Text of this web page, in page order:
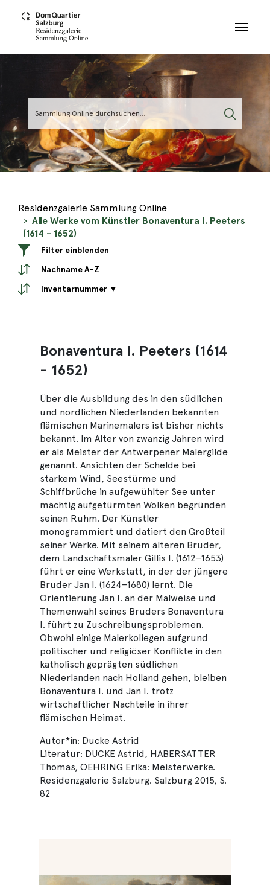
Residenzgalerie Sammlung Online
Alle Werke vom Künstler Bonaventura I. Peeters
(1614 - 1652)
Filter einblenden
Nachname A-Z
Inventarnummer ▼
Bonaventura I. Peeters (1614
- 1652)
Über die Ausbildung des in den südlichen
und nördlichen Niederlanden bekannten
flämischen Marinemalers ist bisher nichts
bekannt. Im Alter von zwanzig Jahren wird
er als Meister der Antwerpener Malergilde
genannt. Ansichten der Schelde bei
starkem Wind, Seestürme und
Schiffbrüche in aufgewühlter See unter
mächtig aufgetürmten Wolken begründen
seinen Ruhm. Der Künstler
monogrammiert und datiert den Großteil
seiner Werke. Mit seinem älteren Bruder,
dem Landschaftsmaler Gillis I. (1612–1653)
führt er eine Werkstatt, in der der jüngere
Bruder Jan I. (1624–1680) lernt. Die
Orientierung Jan I. an der Malweise und
Themenwahl seines Bruders Bonaventura
I. führt zu Zuschreibungsproblemen.
Obwohl einige Malerkollegen aufgrund
politischer und religiöser Konflikte in den
katholisch geprägten südlichen
Niederlanden nach Holland gehen, bleiben
Bonaventura I. und Jan I. trotz
wirtschaftlicher Nachteile in ihrer
flämischen Heimat.
Autor*in: Ducke Astrid
Literatur: DUCKE Astrid, HABERSATTER
Thomas, OEHRING Erika: Meisterwerke.
Residenzgalerie Salzburg. Salzburg 2015, S.
82